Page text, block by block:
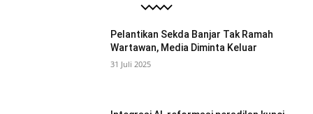
Pelantikan Sekda Banjar Tak Ramah
Wartawan, Media Diminta Keluar
31 Juli 2025